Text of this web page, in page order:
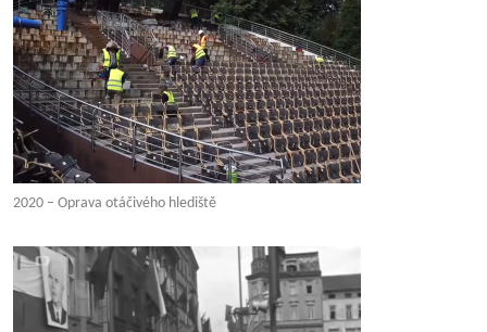
2020 – Oprava otáčivého hlediště